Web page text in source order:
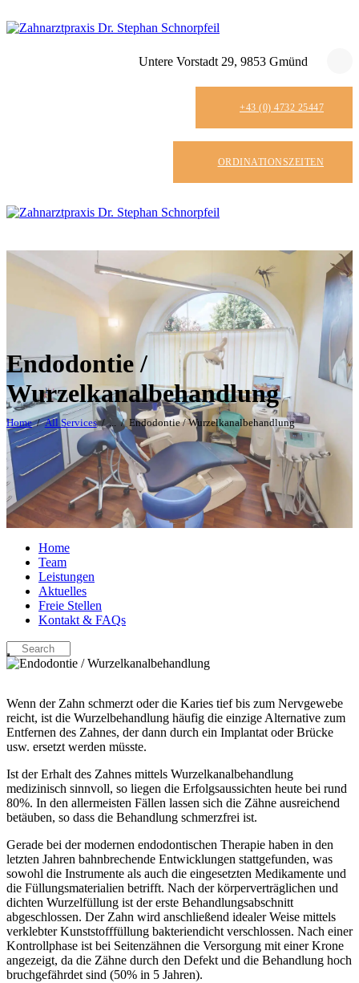
Untere Vorstadt 29, 9853 Gmünd
+43 (0) 4732 25447
ORDINATIONSZEITEN
Endodontie /
Wurzelkanalbehandlung
Home All Services ... Endodontie / Wurzelkanalbehandlung
Home
Team
Leistungen
Aktuelles
Freie Stellen
Kontakt & FAQs
Wenn der Zahn schmerzt oder die Karies tief bis zum Nervgewebe
reicht, ist die Wurzelbehandlung häufig die einzige Alternative zum
Entfernen des Zahnes, der dann durch ein Implantat oder Brücke
usw. ersetzt werden müsste.
Ist der Erhalt des Zahnes mittels Wurzelkanalbehandlung
medizinisch sinnvoll, so liegen die Erfolgsaussichten heute bei rund
80%. In den allermeisten Fällen lassen sich die Zähne ausreichend
betäuben, so dass die Behandlung schmerzfrei ist.
Gerade bei der modernen endodontischen Therapie haben in den
letzten Jahren bahnbrechende Entwicklungen stattgefunden, was
sowohl die Instrumente als auch die eingesetzten Medikamente und
die Füllungsmaterialien betrifft. Nach der körperverträglichen und
dichten Wurzelfüllung ist der erste Behandlungsabschnitt
abgeschlossen. Der Zahn wird anschließend idealer Weise mittels
verklebter Kunststofffüllung bakteriendicht verschlossen. Nach einer
Kontrollphase ist bei Seitenzähnen die Versorgung mit einer Krone
angezeigt, da die Zähne durch den Defekt und die Behandlung hoch
bruchgefährdet sind (50% in 5 Jahren).